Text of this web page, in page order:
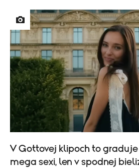
V Gottovej klipoch to
mega sexi, len v spodnej